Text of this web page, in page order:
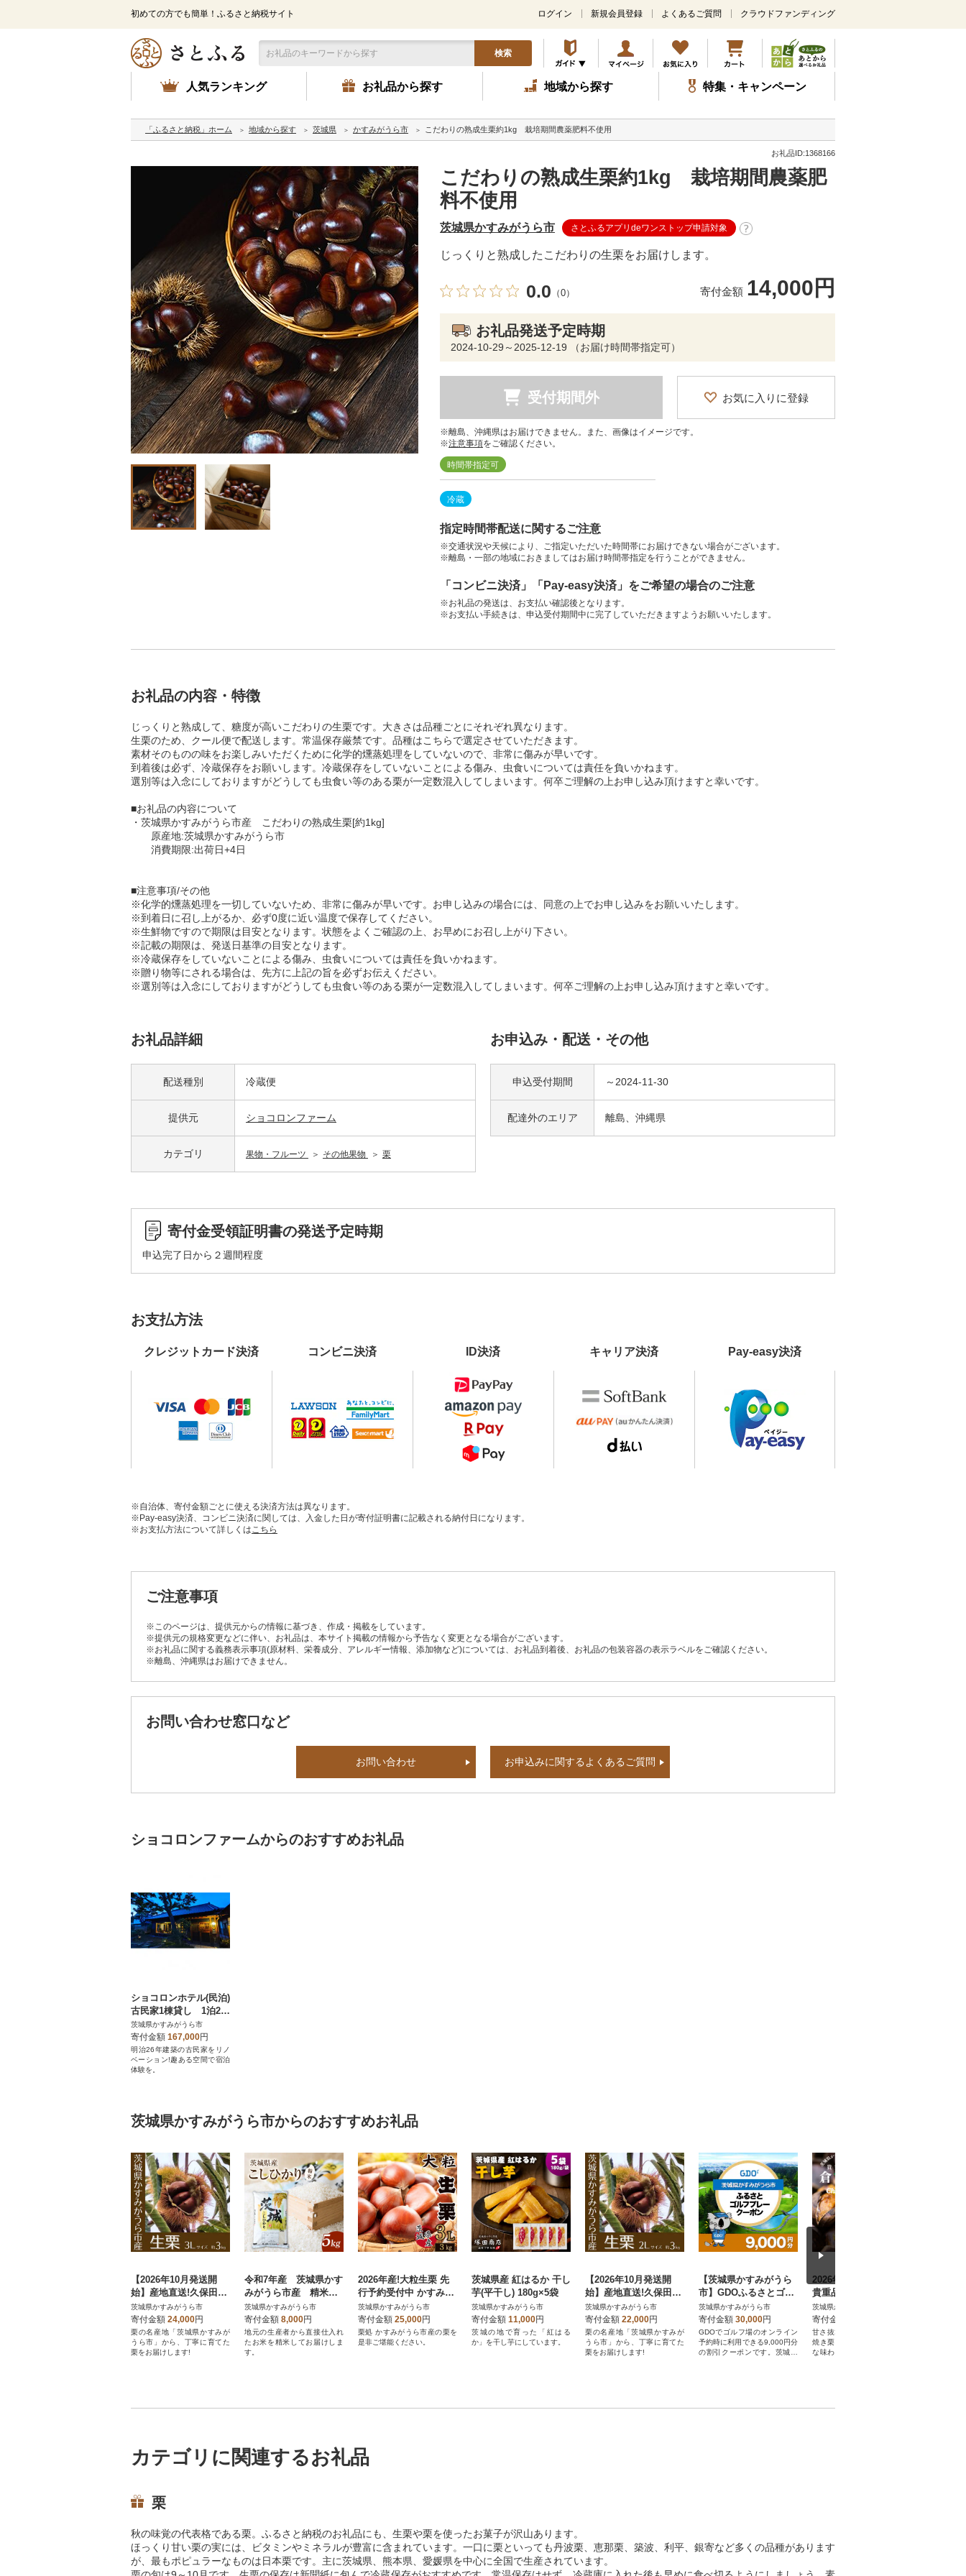
初めての方でも簡単！ふるさと納税サイト
メ
ン
コ
ン
テ
ツ
ログイン 新規会員登録 よくあるご質問 クラウドファンディング
検索
人気ランキング お礼品から探す 地域から探す 特集・キャンペーン
「ふるさと納税」ホーム 地域から探す 茨城県 かすみがうら市 こだわりの熟成生栗約1kg 栽培期間農薬肥料不使用
お礼品ID:1368166
こだわりの熟成生栗約1kg 栽培期間農薬肥
料不使用
茨城県かすみがうら市 さとふるアプリdeワンストップ申請対象
じっくりと熟成したこだわりの生栗をお届けします。
0.0 （0） 寄付金額 14,000円
お礼品発送予定時期
2024-10-29～2025-12-19 （お届け時間帯指定可）
受付期間外 お気に入りに登録
※離島、沖縄県はお届けできません。また、画像はイメージです。
※注意事項をご確認ください。
時間帯指定可
冷蔵
指定時間帯配送に関するご注意
※交通状況や天候により、ご指定いただいた時間帯にお届けできない場合がございます。
※離島・一部の地域におきましてはお届け時間帯指定を行うことができません。
「コンビニ決済」「Pay-easy決済」をご希望の場合のご注意
※お礼品の発送は、お支払い確認後となります。
※お支払い手続きは、申込受付期間中に完了していただきますようお願いいたします。
お礼品の内容・特徴
じっくりと熟成して、糖度が高いこだわりの生栗です。大きさは品種ごとにそれぞれ異なります。
生栗のため、クール便で配送します。常温保存厳禁です。品種はこちらで選定させていただきます。
素材そのものの味をお楽しみいただくために化学的燻蒸処理をしていないので、非常に傷みが早いです。
到着後は必ず、冷蔵保存をお願いします。冷蔵保存をしていないことによる傷み、虫食いについては責任を負いかねます。
選別等は入念にしておりますがどうしても虫食い等のある栗が一定数混入してしまいます。何卒ご理解の上お申し込み頂けますと幸いです。
■お礼品の内容について
・茨城県かすみがうら市産 こだわりの熟成生栗[約1kg]
原産地:茨城県かすみがうら市
消費期限:出荷日+4日
■注意事項/その他
※化学的燻蒸処理を一切していないため、非常に傷みが早いです。お申し込みの場合には、同意の上でお申し込みをお願いいたします。
※到着日に召し上がるか、必ず0度に近い温度で保存してください。
※生鮮物ですので期限は目安となります。状態をよくご確認の上、お早めにお召し上がり下さい。
※記載の期限は、発送日基準の目安となります。
※冷蔵保存をしていないことによる傷み、虫食いについては責任を負いかねます。
※贈り物等にされる場合は、先方に上記の旨を必ずお伝えください。
※選別等は入念にしておりますがどうしても虫食い等のある栗が一定数混入してしまいます。何卒ご理解の上お申し込み頂けますと幸いです。
お礼品詳細
配送種別 冷蔵便
提供元 ショコロンファーム
カテゴリ 果物・フルーツ その他果物 栗
お申込み・配送・その他
申込受付期間 ～2024-11-30
配達外のエリア 離島、沖縄県
寄付金受領証明書の発送予定時期
申込完了日から２週間程度
お支払方法
クレジットカード決済 コンビニ決済 ID決済 キャリア決済 Pay-easy決済
※自治体、寄付金額ごとに使える決済方法は異なります。
※Pay-easy決済、コンビニ決済に関しては、入金した日が寄付証明書に記載される納付日になります。
※お支払方法について詳しくはこちら
ご注意事項
※このページは、提供元からの情報に基づき、作成・掲載をしています。
※提供元の規格変更などに伴い、お礼品は、本サイト掲載の情報から予告なく変更となる場合がございます。
※お礼品に関する義務表示事項(原材料、栄養成分、アレルギー情報、添加物など)については、お礼品到着後、お礼品の包装容器の表示ラベルをご確認ください。
※離島、沖縄県はお届けできません。
お問い合わせ窓口など
お問い合わせ お申込みに関するよくあるご質問
ショコロンファームからのおすすめお礼品
ショコロンホテル(民泊)
古民家1棟貸し 1泊2日
宿泊券
茨城県かすみがうら市
寄付金額 167,000円
明治26年建築の古民家をリノ
ベーション!趣ある空間で宿泊
体験を。
茨城県かすみがうら市からのおすすめお礼品
【2026年10月発送開
始】産地直送!久保田果
樹園の生栗3Lサイズ約
3kg
茨城県かすみがうら市
寄付金額 24,000円
栗の名産地「茨城県かすみが
うら市」から、丁寧に育てた
栗をお届けします!
令和7年産 茨城県かす
みがうら市産 精米
コシヒカリ 5kg
茨城県かすみがうら市
寄付金額 8,000円
地元の生産者から直接仕入れ
たお米を精米してお届けしま
す。
2026年産!大粒生栗 先
行予約受付中 かすみが
うら市産 生栗 3Lサ
イズ 3kg
茨城県かすみがうら市
寄付金額 25,000円
栗処 かすみがうら市産の栗を
是非ご堪能ください。
茨城県産 紅はるか 干し
芋(平干し) 180g×5袋
茨城県かすみがうら市
寄付金額 11,000円
茨城の地で育った「紅はる
か」を干し芋にしています。
【2026年10月発送開
始】産地直送!久保田果
樹園の生栗2Lサイズ約
3kg
茨城県かすみがうら市
寄付金額 22,000円
栗の名産地「茨城県かすみが
うら市」から、丁寧に育てた
栗をお届けします!
【茨城県かすみがうら
市】GDOふるさとゴル
フプレークーポン(9,00
0円分)
茨城県かすみがうら市
寄付金額 30,000円
GDOでゴルフ場のオンライン
予約時に利用できる9,000円分
の割引クーポンです。茨城県
2026年度産 甘さ抜群!
貴重品種『倉方』の焼
き栗 200g×3セット
茨城県かすみがうら市
寄付金額
甘さ抜群!貴重品種『倉方』の
焼き栗です。厳選された自然
な味わいを是非ご賞味くださ
カテゴリに関連するお礼品
栗
秋の味覚の代表格である栗。ふるさと納税のお礼品にも、生栗や栗を使ったお菓子が沢山あります。
ほっくり甘い栗の実には、ビタミンやミネラルが豊富に含まれています。一口に栗といっても丹波栗、恵那栗、築波、利平、銀寄など多くの品種があります
が、最もポピュラーなものは日本栗です。主に茨城県、熊本県、愛媛県を中心に全国で生産されています。